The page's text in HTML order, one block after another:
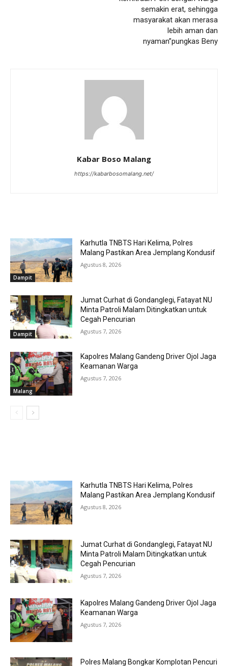
semakin erat, sehingga
masyarakat akan merasa
lebih aman dan
nyaman”pungkas Beny
Kabar Boso Malang
https://kabarbosomalang.net/
Dampit
Karhutla TNBTS Hari Kelima, Polres
Malang Pastikan Area Jemplang Kondusif
Agustus 8, 2026
Dampit
Jumat Curhat di Gondanglegi, Fatayat NU
Minta Patroli Malam Ditingkatkan untuk
Cegah Pencurian
Agustus 7, 2026
Malang
Kapolres Malang Gandeng Driver Ojol Jaga
Keamanan Warga
Agustus 7, 2026
Karhutla TNBTS Hari Kelima, Polres
Malang Pastikan Area Jemplang Kondusif
Agustus 8, 2026
Jumat Curhat di Gondanglegi, Fatayat NU
Minta Patroli Malam Ditingkatkan untuk
Cegah Pencurian
Agustus 7, 2026
Kapolres Malang Gandeng Driver Ojol Jaga
Keamanan Warga
Agustus 7, 2026
Polres Malang Bongkar Komplotan Pencuri